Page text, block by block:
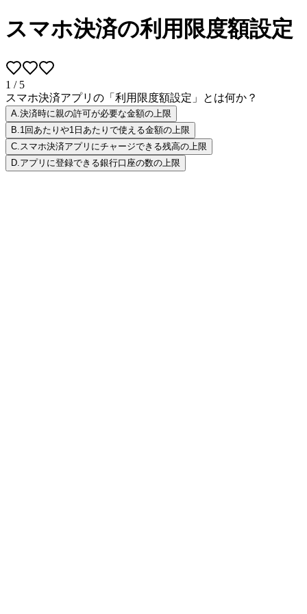
スマホ決済の利用限度額設定
1 / 5
スマホ決済アプリの「利用限度額設定」とは何か？
A 決済時に親の許可が必要な金額の上限
B 1回あたりや1日あたりで使える金額の上限
C スマホ決済アプリにチャージできる残高の上限
D アプリに登録できる銀行口座の数の上限